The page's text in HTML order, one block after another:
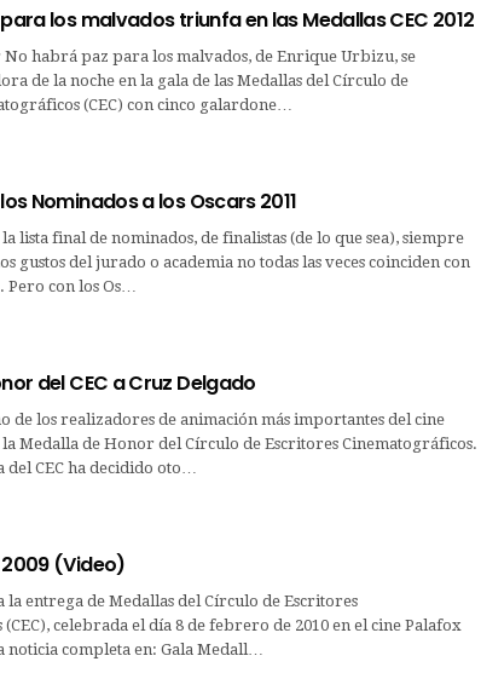
los malvados triunfa en las Medallas CEC 2012
habrá paz para los malvados, de Enrique Urbizu, se
de la noche en la gala de las Medallas del Círculo de
(CEC) con cinco galardone…
Nominados a los Oscars 2011
lista final de nominados, de finalistas (de lo que sea), siempre
gustos del jurado o academia no todas las veces coinciden con
Pero con los Os…
del CEC a Cruz Delgado
de los realizadores de animación más importantes del cine
Medalla de Honor del Círculo de Escritores Cinematográficos.
del CEC ha decidido oto…
2009 (Video)
la entrega de Medallas del Círculo de Escritores
celebrada el día 8 de febrero de 2010 en el cine Palafox
noticia completa en: Gala Medall…